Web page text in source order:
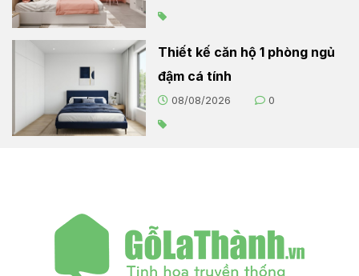
Thiết kế căn hộ 1 phòng ngủ
đậm cá tính
08/08/2026 0